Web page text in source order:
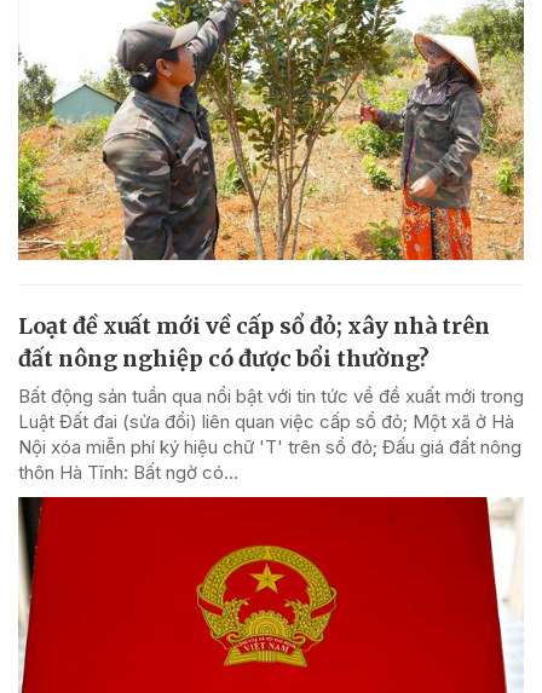
Loạt đề xuất mới về cấp sổ đỏ; xây nhà trên
đất nông nghiệp có được bổi thường?
Bất động sản tuần qua nổi bật với tin tức về đề xuất mới trong
Luật Đất đai (sửa đổi) liên quan việc cấp sổ đỏ; Một xã ở Hà
Nội xóa miễn phí ký hiệu chữ 'T' trên sổ đỏ; Đấu giá đất nông
thôn Hà Tĩnh: Bất ngờ có...